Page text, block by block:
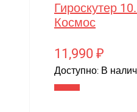
Гироскутер
Космос
11,990 ₽
Доступно: В